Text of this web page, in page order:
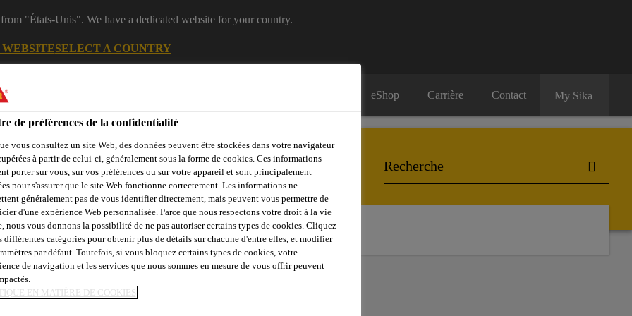
"États-Unis". We have a dedicated website for your country.
SELECT A COUNTRY
eShop Carrière Contact My Sika
de l'Énergie renouvelable
de préférences de la confidentialité
vous consultez un site Web, des données peuvent être stockées dans votre navigateur
à partir de celui-ci, généralement sous la forme de cookies. Ces informations
porter sur vous, sur vos préférences ou sur votre appareil et sont principalement
pour s'assurer que le site Web fonctionne correctement. Les informations ne
généralement pas de vous identifier directement, mais peuvent vous permettre de
d'une expérience Web personnalisée. Parce que nous respectons votre droit à la vie
nous vous donnons la possibilité de ne pas autoriser certains types de cookies. Cliquez
différentes catégories pour obtenir plus de détails sur chacune d'entre elles, et modifier
par défaut. Toutefois, si vous bloquez certains types de cookies, votre
de navigation et les services que nous sommes en mesure de vous offrir peuvent
EN MATIÈRE DE COOKIES